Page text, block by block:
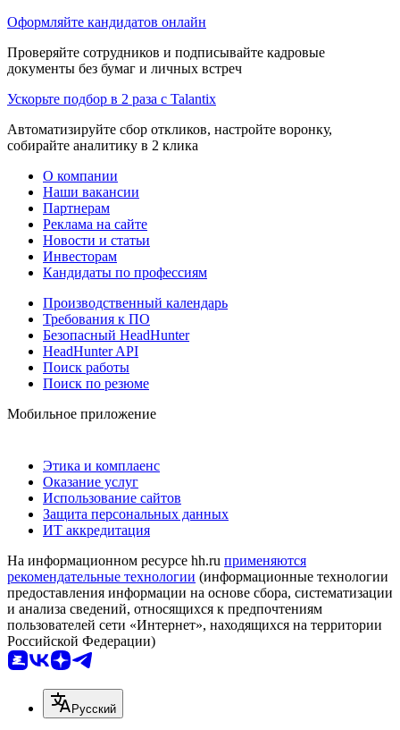
Оформляйте кандидатов онлайн
Проверяйте сотрудников и подписывайте кадровые
документы без бумаг и личных встреч
Ускорьте подбор в 2 раза с Talantix
Автоматизируйте сбор откликов, настройте воронку,
собирайте аналитику в 2 клика
О компании
Наши вакансии
Партнерам
Реклама на сайте
Новости и статьи
Инвесторам
Кандидаты по профессиям
Производственный календарь
Требования к ПО
Безопасный HeadHunter
HeadHunter API
Поиск работы
Поиск по резюме
Мобильное приложение
Этика и комплаенс
Оказание услуг
Использование сайтов
Защита персональных данных
ИТ аккредитация
На информационном ресурсе hh.ru применяются
рекомендательные технологии (информационные технологии
предоставления информации на основе сбора, систематизации
и анализа сведений, относящихся к предпочтениям
пользователей сети «Интернет», находящихся на территории
Российской Федерации)
Русский